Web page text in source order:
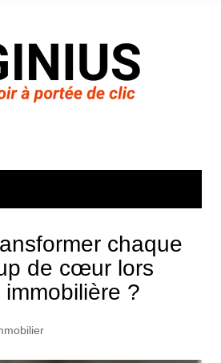
chaque
de cœur lors
immobilière ?